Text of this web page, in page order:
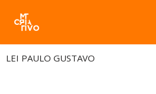
Pular
para
o
LEI PAULO GUSTAVO